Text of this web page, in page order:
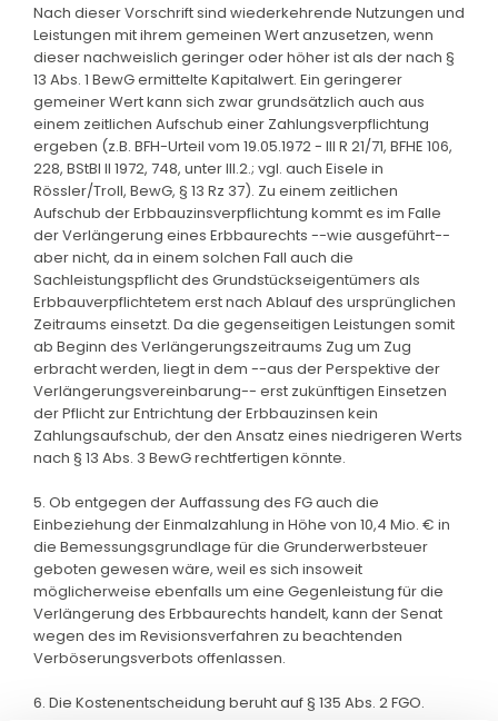
Nach dieser Vorschrift sind wiederkehrende Nutzungen und
Leistungen mit ihrem gemeinen Wert anzusetzen, wenn
dieser nachweislich geringer oder höher ist als der nach §
13 Abs. 1 BewG ermittelte Kapitalwert. Ein geringerer
gemeiner Wert kann sich zwar grundsätzlich auch aus
einem zeitlichen Aufschub einer Zahlungsverpflichtung
ergeben (z.B. BFH-Urteil vom 19.05.1972 - III R 21/71, BFHE 106,
228, BStBl II 1972, 748, unter III.2.; vgl. auch Eisele in
Rössler/Troll, BewG, § 13 Rz 37). Zu einem zeitlichen
Aufschub der Erbbauzinsverpflichtung kommt es im Falle
der Verlängerung eines Erbbaurechts --wie ausgeführt--
aber nicht, da in einem solchen Fall auch die
Sachleistungspflicht des Grundstückseigentümers als
Erbbauverpflichtetem erst nach Ablauf des ursprünglichen
Zeitraums einsetzt. Da die gegenseitigen Leistungen somit
ab Beginn des Verlängerungszeitraums Zug um Zug
erbracht werden, liegt in dem --aus der Perspektive der
Verlängerungsvereinbarung-- erst zukünftigen Einsetzen
der Pflicht zur Entrichtung der Erbbauzinsen kein
Zahlungsaufschub, der den Ansatz eines niedrigeren Werts
nach § 13 Abs. 3 BewG rechtfertigen könnte.
5. Ob entgegen der Auffassung des FG auch die
Einbeziehung der Einmalzahlung in Höhe von 10,4 Mio. € in
die Bemessungsgrundlage für die Grunderwerbsteuer
geboten gewesen wäre, weil es sich insoweit
möglicherweise ebenfalls um eine Gegenleistung für die
Verlängerung des Erbbaurechts handelt, kann der Senat
wegen des im Revisionsverfahren zu beachtenden
Verböserungsverbots offenlassen.
6. Die Kostenentscheidung beruht auf § 135 Abs. 2 FGO.